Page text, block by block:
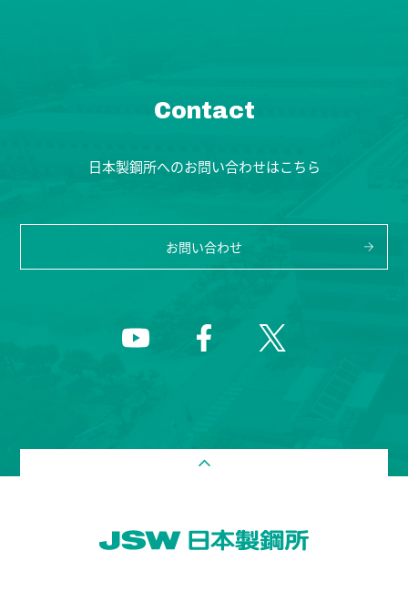
Contact
日本製鋼所へのお問い合わせはこちら
お問い合わせ